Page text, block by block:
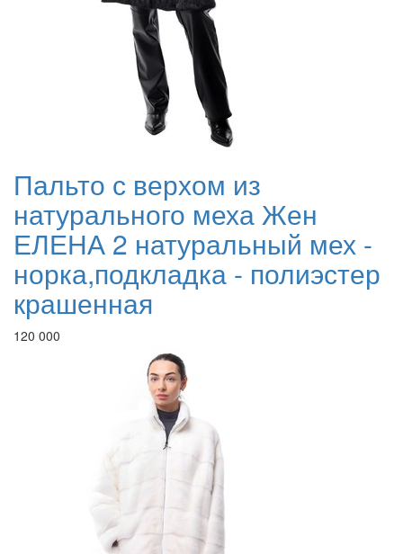
Пальто с верхом из
натурального меха Жен
ЕЛЕНА 2 натуральный мех -
норка,подкладка - полиэстер
крашенная
120 000